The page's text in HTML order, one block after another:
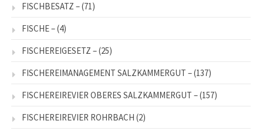
FISCHBESATZ –(71)
FISCHE –(4)
FISCHEREIGESETZ –(25)
FISCHEREIMANAGEMENT SALZKAMMERGUT –(137)
FISCHEREIREVIER OBERES SALZKAMMERGUT –(157)
FISCHEREIREVIER ROHRBACH (2)